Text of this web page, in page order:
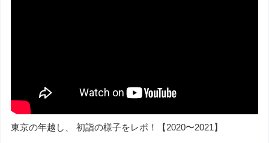
東京の年越し、 初詣の様子をレポ！【2020〜2021】